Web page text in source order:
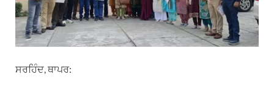
p
m
k
n
ਸਰਹਿੰਦ, ਥਾਪਰ: